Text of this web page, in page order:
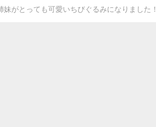
妹がとっても可愛いちびぐるみになりました！